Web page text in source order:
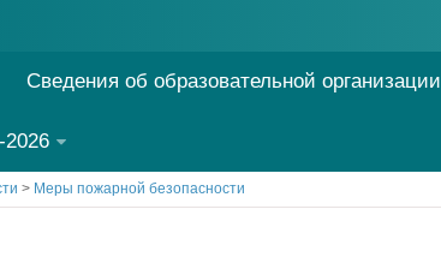
Сведения об образовательной организации
2026
> Меры пожарной безопасности